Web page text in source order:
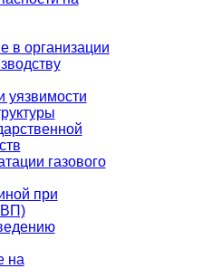
в организации
уязвимости
газового
при
на